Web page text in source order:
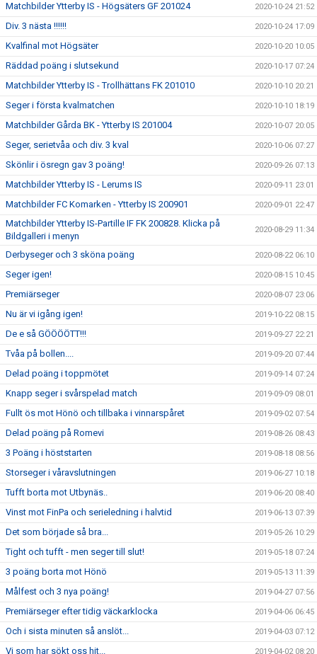
Matchbilder Ytterby IS - Högsäters GF 201024 2020-10-24 21:52
Div. 3 nästa !!!!!! 2020-10-24 17:09
Kvalfinal mot Högsäter 2020-10-20 10:05
Räddad poäng i slutsekund 2020-10-17 07:24
Matchbilder Ytterby IS - Trollhättans FK 201010 2020-10-10 20:21
Seger i första kvalmatchen 2020-10-10 18:19
Matchbilder Gårda BK - Ytterby IS 201004 2020-10-07 20:05
Seger, serietvåa och div. 3 kval 2020-10-06 07:27
Skönlir i ösregn gav 3 poäng! 2020-09-26 07:13
Matchbilder Ytterby IS - Lerums IS 2020-09-11 23:01
Matchbilder FC Komarken - Ytterby IS 200901 2020-09-01 22:47
Matchbilder Ytterby IS-Partille IF FK 200828. Klicka på
Bildgalleri i menyn
2020-08-29 11:34
Derbyseger och 3 sköna poäng 2020-08-22 06:10
Seger igen! 2020-08-15 10:45
Premiärseger 2020-08-07 23:06
Nu är vi igång igen! 2019-10-22 08:15
De e så GÖÖÖÖTT!!! 2019-09-27 22:21
Tvåa på bollen.... 2019-09-20 07:44
Delad poäng i toppmötet 2019-09-14 07:24
Knapp seger i svårspelad match 2019-09-09 08:01
Fullt ös mot Hönö och tillbaka i vinnarspåret 2019-09-02 07:54
Delad poäng på Romevi 2019-08-26 08:43
3 Poäng i höststarten 2019-08-18 08:56
Storseger i våravslutningen 2019-06-27 10:18
Tufft borta mot Utbynäs.. 2019-06-20 08:40
Vinst mot FinPa och serieledning i halvtid 2019-06-13 07:39
Det som började så bra... 2019-05-26 10:29
Tight och tufft - men seger till slut! 2019-05-18 07:24
3 poäng borta mot Hönö 2019-05-13 11:39
Målfest och 3 nya poäng! 2019-04-27 07:56
Premiärseger efter tidig väckarklocka 2019-04-06 06:45
Och i sista minuten så anslöt... 2019-04-03 07:12
Vi som har sökt oss hit... 2019-04-02 08:20